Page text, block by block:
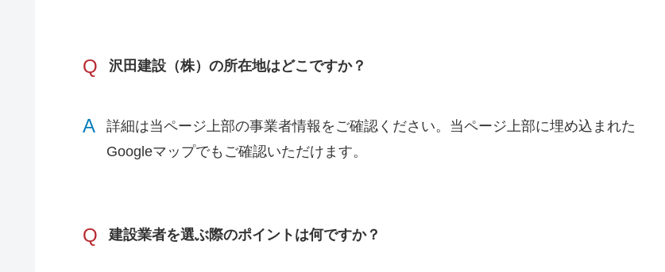
Q 沢田建設（株）の所在地はどこですか？
A
詳細は当ページ上部の事業者情報をご確認ください。当ページ上部に埋め込まれた
Googleマップでもご確認いただけます。
Q 建設業者を選ぶ際のポイントは何ですか？